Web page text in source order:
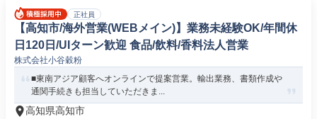
正社員
【高知市/海外営業(WEBメイン)】業務未経験OK/年間休
日120日/UIターン歓迎 食品/飲料/香料法人営業
株式会社小谷穀粉
■東南アジア顧客へオンラインで提案営業。輸出業務、書類作成や
通関手続きも担当していただきま...
高知県高知市